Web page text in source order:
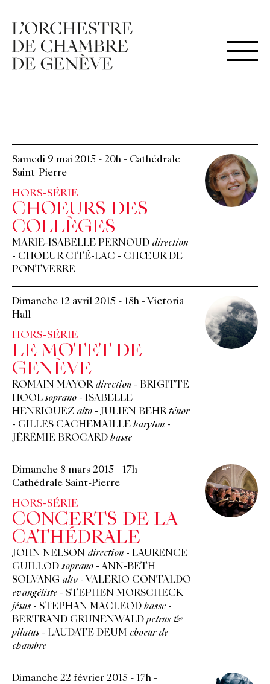
Samedi 9 mai 2015 - 20h - Cathédrale
Saint-Pierre
HORS-SÉRIE
CHOEURS DES
COLLÈGES
MARIE-ISABELLE PERNOUD direction
- CHOEUR CITÉ-LAC - CHŒUR DE
PONTVERRE
Dimanche 12 avril 2015 - 18h - Victoria
Hall
HORS-SÉRIE
LE MOTET DE
GENÈVE
ROMAIN MAYOR direction - BRIGITTE
HOOL soprano - ISABELLE
HENRIQUEZ alto - JULIEN BEHR ténor
- GILLES CACHEMAILLE baryton -
JÉRÉMIE BROCARD basse
Dimanche 8 mars 2015 - 17h -
Cathédrale Saint-Pierre
HORS-SÉRIE
CONCERTS DE LA
CATHÉDRALE
JOHN NELSON direction - LAURENCE
GUILLOD soprano - ANN-BETH
SOLVANG alto - VALERIO CONTALDO
evangéliste - STEPHEN MORSCHECK
jésus - STEPHAN MACLEOD basse -
BERTRAND GRUNENWALD petrus &
pilatus - LAUDATE DEUM choeur de
chambre
Dimanche 22 février 2015 - 17h -